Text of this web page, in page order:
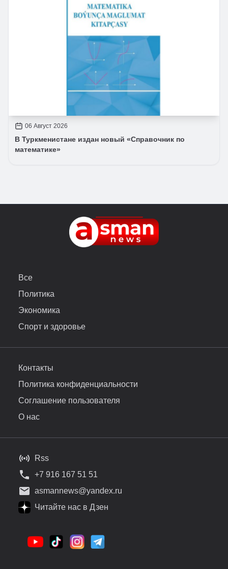
06 Август 2026
В Туркменистане издан новый «Справочник по
математике»
Все
Политика
Экономика
Спорт и здоровье
Контакты
Политика конфиденциальности
Соглашение пользователя
О нас
Rss
+7 916 167 51 51
asmannews@yandex.ru
Читайте нас в Дзен